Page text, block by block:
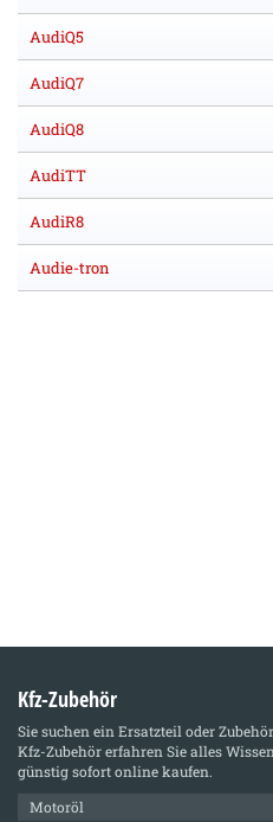
AudiQ5
AudiQ7
AudiQ8
AudiTT
AudiR8
Audie-tron
Kfz-Zubehör
Sie suchen ein Ersatzteil oder
Kfz-Zubehörerfahren Sie alles
günstig sofort online kaufen.
Motoröl